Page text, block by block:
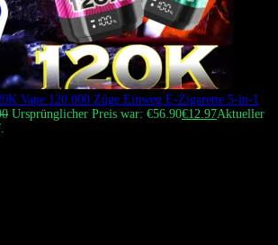
Vape 120.000 Züge Einweg E-Zigarette 5-in-1
Ursprünglicher Preis war: €56.90€12.97Aktueller